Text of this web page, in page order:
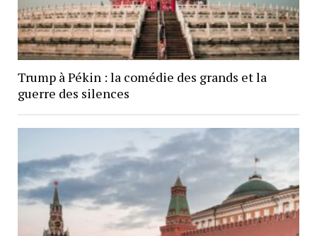
Trump à Pékin : la comédie des grands et la
guerre des silences